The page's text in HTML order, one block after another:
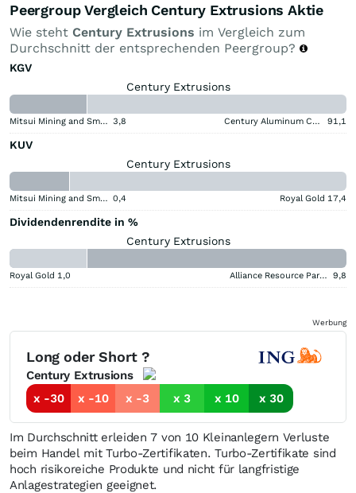
Peergroup Vergleich Century Extrusions Aktie
Wie steht Century Extrusions im Vergleich zum
Durchschnitt der entsprechenden Peergroup?
KGV
Century Extrusions
Mitsui Mining and Smelting Company 3,8 Century Aluminum Company 91,1
KUV
Century Extrusions
Mitsui Mining and Smelting Company 0,4 Royal Gold 17,4
Dividendenrendite in %
Century Extrusions
Royal Gold 1,0 Alliance Resource Partners 9,8
Werbung
Long oder Short ?
Century Extrusions
x -30
x -10 x -3 x 3 x 10 x 30
Im Durchschnitt erleiden 7 von 10 Kleinanlegern Verluste
beim Handel mit Turbo-Zertifikaten. Turbo-Zertifikate sind
hoch risikoreiche Produkte und nicht für langfristige
Anlagestrategien geeignet.